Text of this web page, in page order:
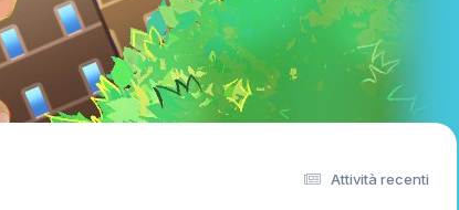
Attività recenti